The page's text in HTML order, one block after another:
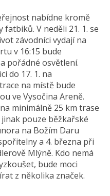
nabídne kromě
fatbiků. V neděli 21. 1. se
závodníci vydají na
v 16:15 bude
pořádné osvětlení.
do 17. 1. na
na místě bude
ve Vysočina Areně.
minimálně 25 km trase
pouze běžkařské
na Božím Daru
a 4. března při
Mlýně. Kdo nemá
bude moci
z několika značek.